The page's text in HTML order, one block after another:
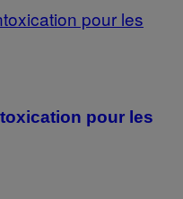
pour les